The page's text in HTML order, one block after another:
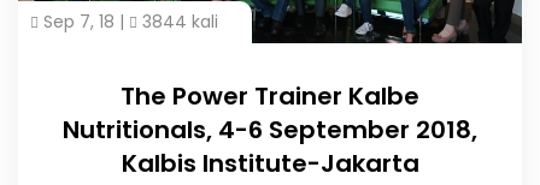
Sep 7, 18 | 3844 kali
The Power Trainer Kalbe
Nutritionals, 4-6 September 2018,
Kalbis Institute-Jakarta